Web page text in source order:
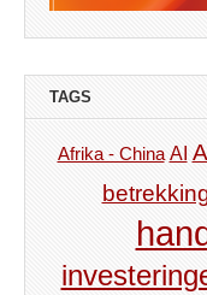
TAGS
Afrika - China AI